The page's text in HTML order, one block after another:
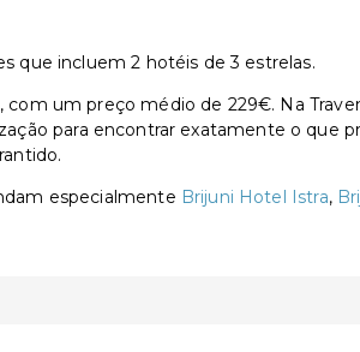
que incluem 2 hotéis de 3 estrelas.
um preço médio de 229€. Na
para encontrar exatamente o que
especialmente Brijuni Hotel Istra,